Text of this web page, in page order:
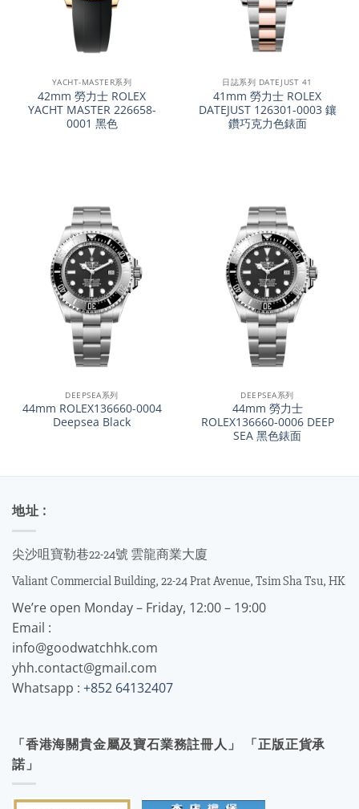
YACHT-MASTER系列
42mm 勞力士 ROLEX
YACHT MASTER 226658-
0001 黑色
日誌系列 DATEJUST 41
41mm 勞力士 ROLEX
DATEJUST 126301-0003 鑲
鑽巧克力色錶面
DEEPSEA系列
44mm ROLEX136660-0004
Deepsea Black
DEEPSEA系列
44mm 勞力士
ROLEX136660-0006 DEEP
SEA 黑色錶面
地址 :
尖沙咀寶勒巷22-24號 雲龍商業大廈
Valiant Commercial Building, 22-24 Prat Avenue, Tsim Sha Tsu, HK
We’re open Monday – Friday, 12:00 – 19:00
Email :
info@goodwatchhk.com
yhh.contact@gmail.com
Whatsapp : +852 64132407
「香港海關貴金屬及寶石業務註冊人」 「正版正貨承
諾」